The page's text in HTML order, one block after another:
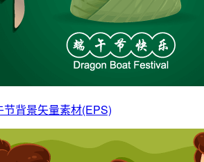
背景矢量素材(EPS)